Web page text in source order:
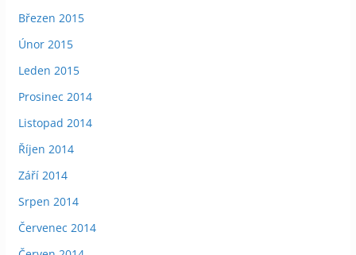
Březen 2015
Únor 2015
Leden 2015
Prosinec 2014
Listopad 2014
Říjen 2014
Září 2014
Srpen 2014
Červenec 2014